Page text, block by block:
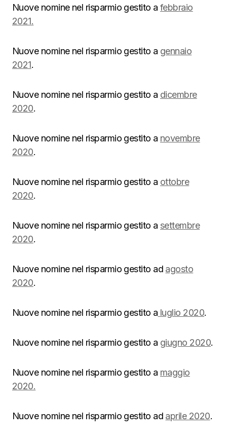
Nuove nomine nel risparmio gestito afebbraio
2021.
Nuove nomine nel risparmio gestito a gennaio
2021.
Nuove nomine nel risparmio gestito a dicembre
2020.
Nuove nomine nel risparmio gestito a novembre
2020.
Nuove nomine nel risparmio gestito a ottobre
2020.
Nuove nomine nel risparmio gestito a settembre
2020.
Nuove nomine nel risparmio gestito ad agosto
2020.
Nuove nomine nel risparmio gestito a luglio 2020.
Nuove nomine nel risparmio gestito a giugno 2020.
Nuove nomine nel risparmio gestito a maggio
2020.
Nuove nomine nel risparmio gestito ad aprile 2020.